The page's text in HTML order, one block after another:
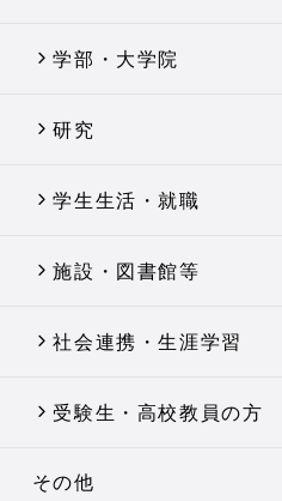
学部・大学院
研究
学生生活・就職
施設・図書館等
社会連携・生涯学習
受験生・高校教員の方
その他